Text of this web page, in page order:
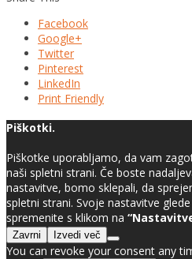
Facebook
Google+
Twitter
Pinterest
LinkedIn
Print Friendly
Piškotki.
Piškotke uporabljamo, da vam
naši spletni strani. Če boste
nastavitve, bomo sklepali, da
spletni strani. Svoje nastavitve
spremenite s klikom na
Zavrni
Izvedi več
You can revoke your consent any